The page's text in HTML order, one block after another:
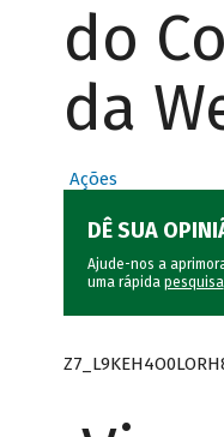
do
da
Ações
DÊ SUA
Ajude-nos a
uma rápida pesquisa